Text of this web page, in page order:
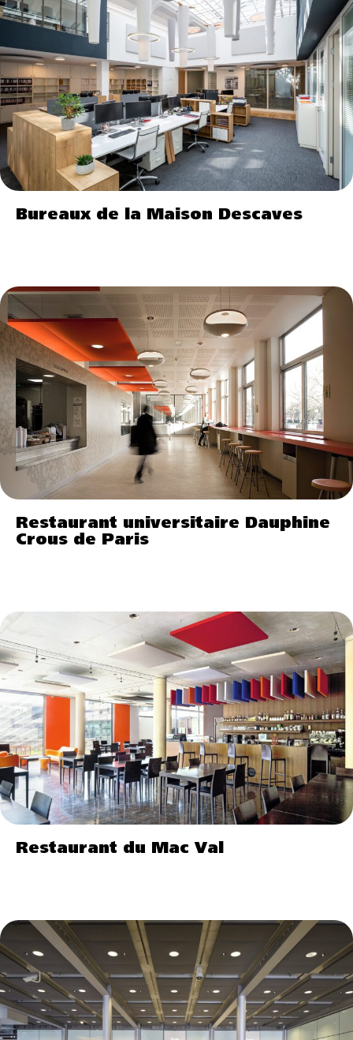
Bureaux de la Maison Descaves
Restaurant universitaire Dauphine
Crous de Paris
Restaurant du Mac Val